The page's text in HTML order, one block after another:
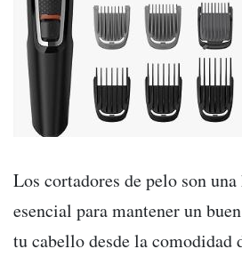
Los cortadores de pelo son
esencial para mantener un
tu cabello desde la comodidad